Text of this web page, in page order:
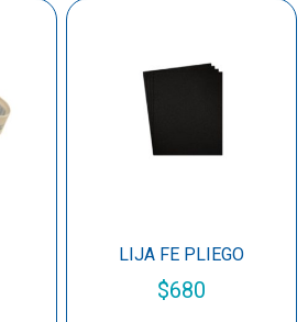
LIJA FE PLIEGO
$680